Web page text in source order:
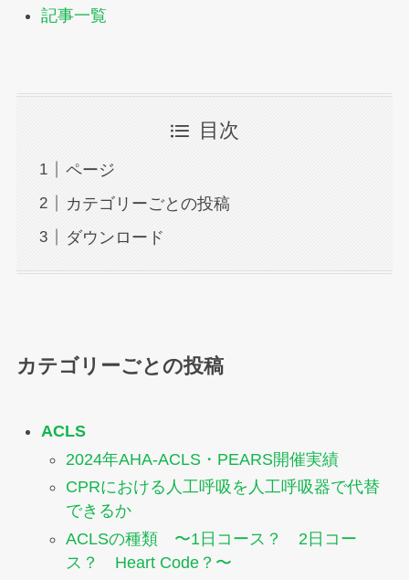
記事一覧
目次
ページ
カテゴリーごとの投稿
ダウンロード
カテゴリーごとの投稿
ACLS
2024年AHA-ACLS・PEARS開催実績
CPRにおける人工呼吸を人工呼吸器で代替
できるか
ACLSの種類 〜1日コース？ 2日コー
ス？ Heart Code？〜